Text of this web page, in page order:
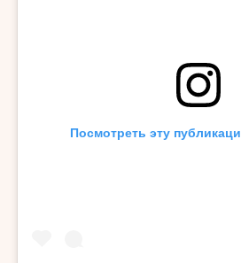
Посмотреть эту